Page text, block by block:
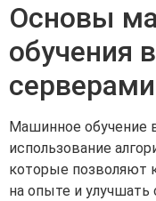
Основы
обучения
серверами
Машинное обучение
использование
которые позволяют
на опыте и